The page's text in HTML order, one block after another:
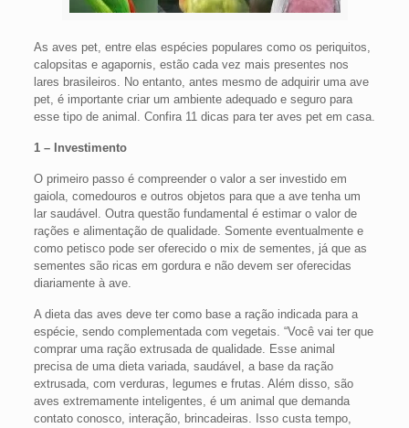
As aves pet, entre elas espécies populares como os periquitos,
calopsitas e agapornis, estão cada vez mais presentes nos
lares brasileiros. No entanto, antes mesmo de adquirir uma ave
pet, é importante criar um ambiente adequado e seguro para
esse tipo de animal. Confira 11 dicas para ter aves pet em casa.
1 – Investimento
O primeiro passo é compreender o valor a ser investido em
gaiola, comedouros e outros objetos para que a ave tenha um
lar saudável. Outra questão fundamental é estimar o valor de
rações e alimentação de qualidade. Somente eventualmente e
como petisco pode ser oferecido o mix de sementes, já que as
sementes são ricas em gordura e não devem ser oferecidas
diariamente à ave.
A dieta das aves deve ter como base a ração indicada para a
espécie, sendo complementada com vegetais. “Você vai ter que
comprar uma ração extrusada de qualidade. Esse animal
precisa de uma dieta variada, saudável, a base da ração
extrusada, com verduras, legumes e frutas. Além disso, são
aves extremamente inteligentes, é um animal que demanda
contato conosco, interação, brincadeiras. Isso custa tempo,